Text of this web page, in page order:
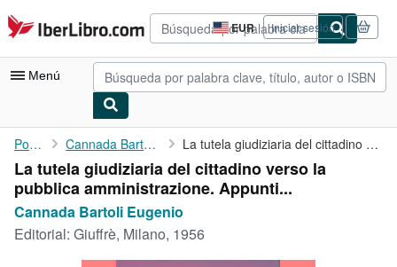
Pasar al contenido principal
IberLibro.com EUR
Preferencias
de
compra
del
Iniciar sesión
Menú
Mi cuenta
Consultar mis pedidos
Búsqueda avanzada
Colecciones
Portada Cannada Bartoli Eugenio La tutela giudiziaria del cittadino verso la pubblica ...
La tutela giudiziaria del cittadino verso la
pubblica amministrazione. Appunti...
Cannada Bartoli Eugenio
Editorial: Giuffrè, Milano, 1956